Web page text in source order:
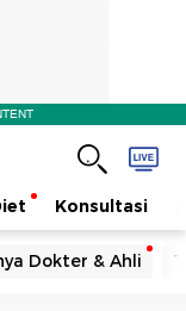
Konsultasi
Dokter & Ahli